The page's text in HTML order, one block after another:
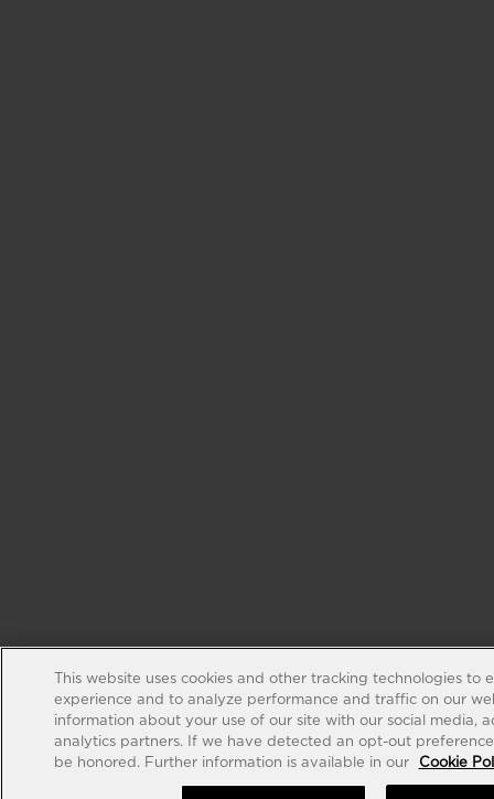
This website uses cookies and other tracking technologies to
experience and to analyze performance and traffic on our
information about your use of our site with our social media,
analytics partners. If we have detected an opt-out
be honored. Further information is available in our
Cookie